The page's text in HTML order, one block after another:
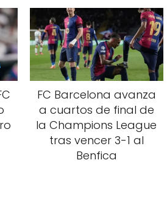
FC Barcelona avanza
a cuartos de final de
la Champions League
tras vencer 3-1 al
Benfica